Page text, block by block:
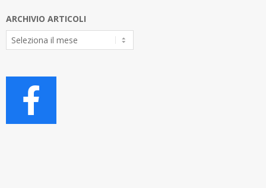
ARCHIVIO ARTICOLI
Archivio
Articoli